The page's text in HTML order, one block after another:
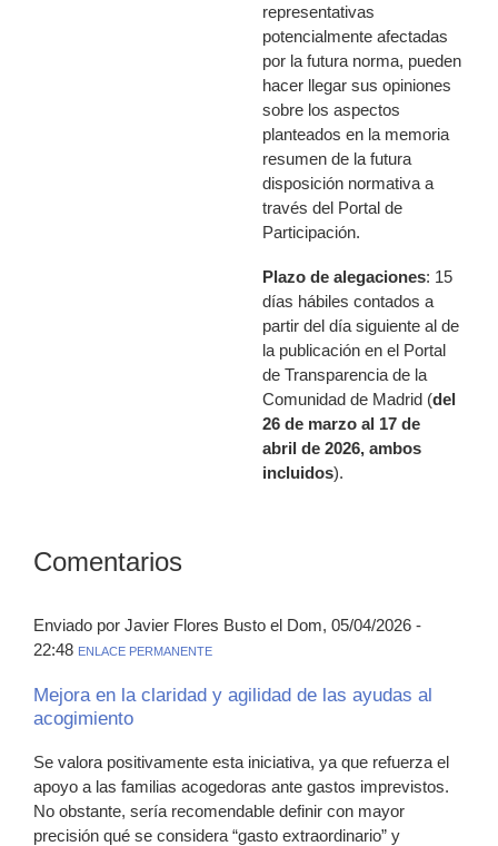
representativas
potencialmente afectadas
por la futura norma, pueden
hacer llegar sus opiniones
sobre los aspectos
planteados en la memoria
resumen de la futura
disposición normativa a
través del Portal de
Participación.
Plazo de alegaciones: 15
días hábiles contados a
partir del día siguiente al de
la publicación en el Portal
de Transparencia de la
Comunidad de Madrid (del
26 de marzo al 17 de
abril de 2026, ambos
incluidos).
Comentarios
Enviado por Javier Flores Busto el Dom, 05/04/2026 -
22:48 ENLACE PERMANENTE
Mejora en la claridad y agilidad de las ayudas al
acogimiento
Se valora positivamente esta iniciativa, ya que refuerza el
apoyo a las familias acogedoras ante gastos imprevistos.
No obstante, sería recomendable definir con mayor
precisión qué se considera “gasto extraordinario” y